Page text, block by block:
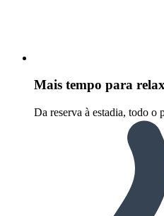
Mais tempo para
Da reserva à estadia, todo o